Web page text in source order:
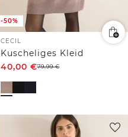
-50%
CECIL
Kuscheliges Kleid
40,00 €79,99€